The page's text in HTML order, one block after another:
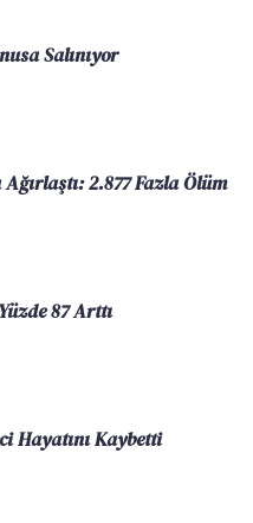
Salınıyor
2.877 Fazla Ölüm
87 Arttı
Hayatını Kaybetti